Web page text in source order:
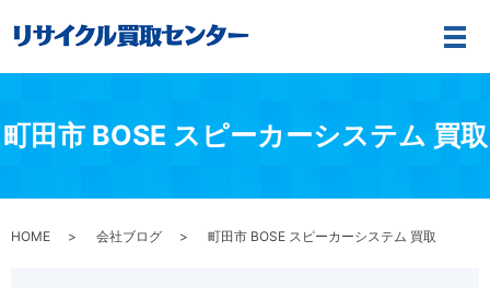
メ
町田市 BOSE スピーカーシステム 買取
HOME 会社ブログ 町田市 BOSE スピーカーシステム 買取